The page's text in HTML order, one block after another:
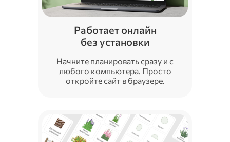
Работает онлайн
без установки
Начните планировать сразу и с
любого компьютера. Просто
откройте сайт в браузере.